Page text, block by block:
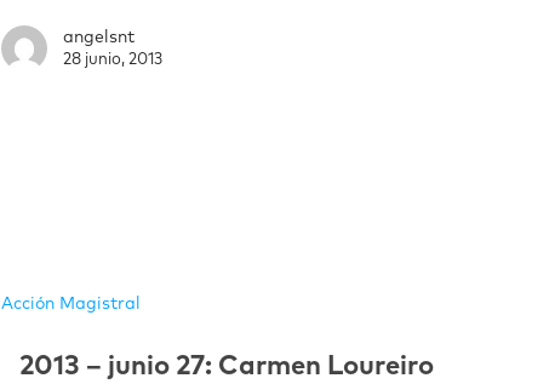
angelsnt
28 junio, 2013
Acción Magistral
2013 – junio 27: Carmen Loureiro